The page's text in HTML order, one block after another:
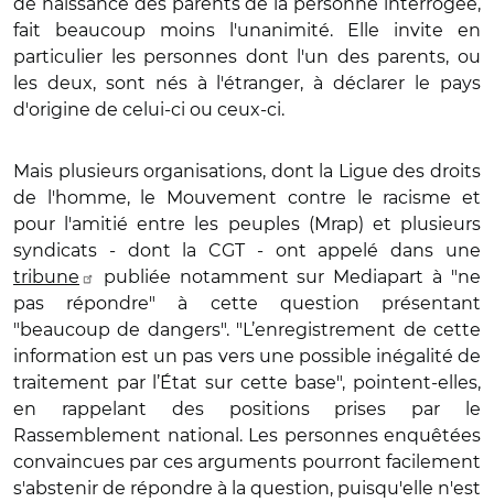
fait beaucoup moins l'unanimité. Elle invite en
particulier les personnes dont l'un des parents, ou
les deux, sont nés à l'étranger, à déclarer le pays
d'origine de celui-ci ou ceux-ci.
Mais plusieurs organisations, dont la Ligue des droits
de l'homme, le Mouvement contre le racisme et
pour l'amitié entre les peuples (Mrap) et plusieurs
syndicats - dont la CGT - ont appelé dans une
tribune
publiée notamment sur Mediapart à "ne
pas répondre" à cette question présentant
"beaucoup de dangers". "L’enregistrement de cette
information est un pas vers une possible inégalité de
traitement par l’État sur cette base", pointent-elles,
en rappelant des positions prises par le
Rassemblement national. Les personnes enquêtées
convaincues par ces arguments pourront facilement
s'abstenir de répondre à la question, puisqu'elle n'est